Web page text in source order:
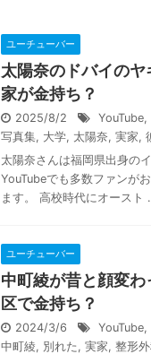
ユーチューバー
太陽奈のドバイの
家が金持ち？
2025/8/2 YouTube,
写真集, 大学, 太陽奈, 実家,
太陽奈さんは福岡県出身の
YouTubeでも多数ファンが
ます。 高校時代にオースト
ユーチューバー
中町綾が昔と顔変わ
区で金持ち？
2024/3/6 YouTube,
中町綾, 別れた, 実家, 整形